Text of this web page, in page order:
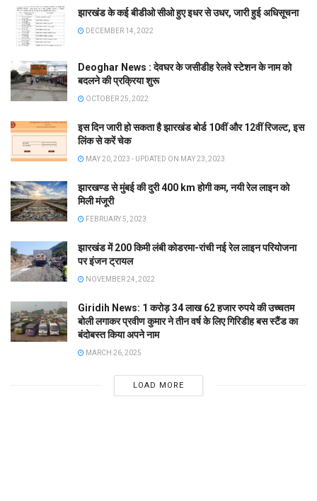
झारखंड के कई बीडीओ सीओ हुए इधर से उधर, जारी हुई अधिसूचना
DECEMBER 14, 2022
Deoghar News : देवघर के जसीडीह रेलवे स्टेशन के नाम को
बदलने की प्रक्रिया शुरू
OCTOBER 25, 2022
इस दिन जारी हो सकता है झारखंड बोर्ड 10वीं और 12वीं रिजल्ट, इस
लिंक से करें चेक
MAY 20, 2023 - UPDATED ON MAY 23, 2023
झारखण्ड से मुंबई की दुरी 400 km होगी कम, नयी रेल लाइन को
मिली मंजूरी
FEBRUARY 5, 2023
झारखंड में 200 किमी लंबी कोडरमा-रांची नई रेल लाइन परियोजना
पर इंजन ट्रायल
NOVEMBER 24, 2022
Giridih News: 1 करोड़ 34 लाख 62 हजार रुपये की उच्चतम
बोली लगाकर प्रवीण कुमार ने तीन वर्ष के लिए गिरिडीह बस स्टैंड का
बंदोबस्त किया अपने नाम
MARCH 26, 2025
LOAD MORE